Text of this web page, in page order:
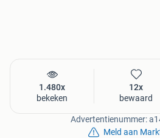
1.480x
bekeken
12x
bewaard
Advertentienummer:
Meld aan